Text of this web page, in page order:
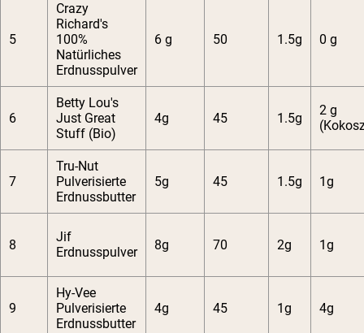
5
Crazy
Richard's
100%
Natürliches
Erdnusspulver
6 g 50 1.5g 0 g
6
Betty Lou's
Just Great
Stuff (Bio)
4g 45 1.5g
2 g
7
Tru-Nut
Pulverisierte
Erdnussbutter
5g 45 1.5g 1g
8
Jif
Erdnusspulver
8g 70 2g 1g
9
Hy-Vee
Pulverisierte
Erdnussbutter
4g 45 1g 4g